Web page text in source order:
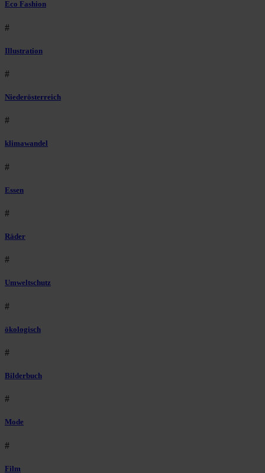
Eco Fashion
#
Illustration
#
Niederösterreich
#
klimawandel
#
Essen
#
Räder
#
Umweltschutz
#
ökologisch
#
Bilderbuch
#
Mode
#
Film